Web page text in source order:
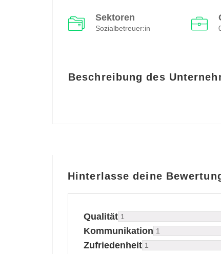
Sektoren
Sozialbetreuer:in
Beschreibung des
Hinterlasse deine
Qualität
Kommunikation
Zufriedenheit